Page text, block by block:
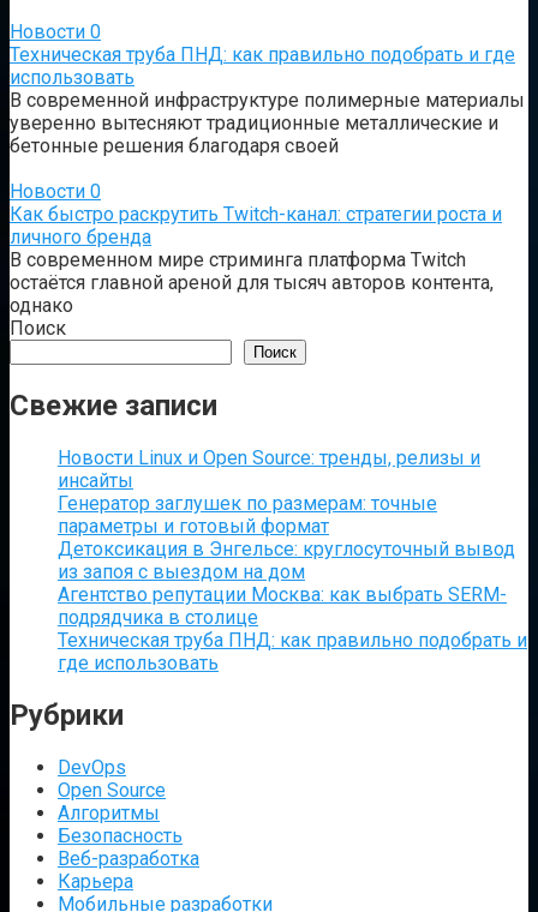
Новости 0
Техническая труба ПНД: как правильно подобрать и где
использовать
В современной инфраструктуре полимерные материалы
уверенно вытесняют традиционные металлические и
бетонные решения благодаря своей
Новости 0
Как быстро раскрутить Twitch-канал: стратегии роста и
личного бренда
В современном мире стриминга платформа Twitch
остаётся главной ареной для тысяч авторов контента,
однако
Поиск
Поиск
Свежие записи
Новости Linux и Open Source: тренды, релизы и
инсайты
Генератор заглушек по размерам: точные
параметры и готовый формат
Детоксикация в Энгельсе: круглосуточный вывод
из запоя с выездом на дом
Агентство репутации Москва: как выбрать SERM-
подрядчика в столице
Техническая труба ПНД: как правильно подобрать и
где использовать
Рубрики
DevOps
Open Source
Алгоритмы
Безопасность
Веб-разработка
Карьера
Мобильные разработки